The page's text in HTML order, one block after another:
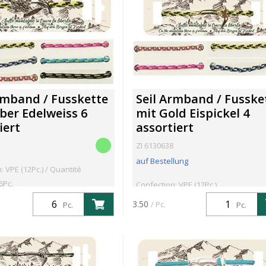
/ Fusskette
Edelweiss 6
VPE (12Pc.) / Quantité
Pc.
Seil Armband /
mit Gold Eispickel 4
assortiert
ZI 6130638
auf Bestellung
Confection: VPE (12Pc.)
Pc.
3.50 / Pc.